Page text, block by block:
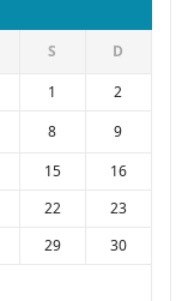
S
D
1
2
8
9
15
16
22
23
29
30